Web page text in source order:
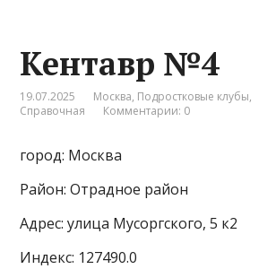
Кентавр №4
19.07.2025 Москва, Подростковые клубы,
Справочная
Комментарии: 0
город: Москва
Район: Отрадное район
Адрес: улица Мусоргского, 5 к2
Индекс: 127490.0